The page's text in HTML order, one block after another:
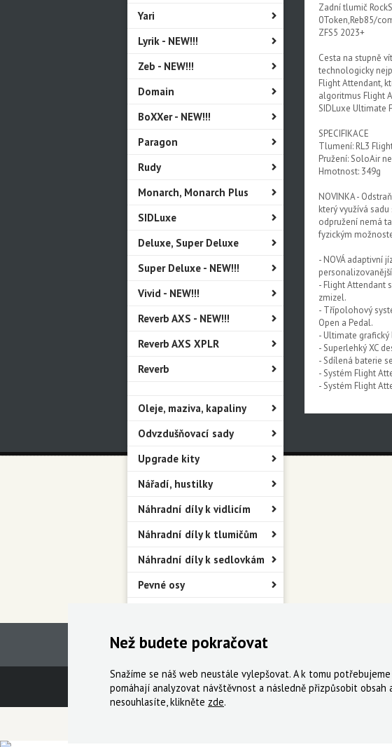
Yari
Lyrik - NEW!!!
Zeb - NEW!!!
Domain
BoXXer - NEW!!!
Paragon
Rudy
Monarch, Monarch Plus
SIDLuxe
Deluxe, Super Deluxe
Super Deluxe - NEW!!!
Vivid - NEW!!!
Reverb AXS - NEW!!!
Reverb AXS XPLR
Reverb
Oleje, maziva, kapaliny
Odvzdušňovací sady
Upgrade kity
Nářadí, hustilky
Náhradní díly k vidlicím
Náhradní díly k tlumičům
Náhradní díly k sedlovkám
Pevné osy
Zadní tlumič
0Token,Reb85/
ZFS5 2023+
Cesta na stupně
technologicky
Flight Attendant,
algoritmus Flight
SIDLuxe Ultimate
SPECIFIKACE
Tlumení: RL3
Pružení: SoloAir
Hmotnost: 349g
NOVINKA -
který využívá
odpružení nemá
fyzickým
- NOVÁ adaptivní
- Flight Attendant
zmizel.
- Třípolohový
Open a Pedal.
- Ultimate
- Superlehký XC
- Sdílená baterie
- Systém Flight
- Systém Flight
Technická podpora Obchodní podmínky
Než budete pokračovat
Snažíme se náš web neustále vylepšovat. A k tomu
pomáhají analyzovat návštěvnost a následně přizpůsobit obsah
nesouhlasíte, klikněte zde.